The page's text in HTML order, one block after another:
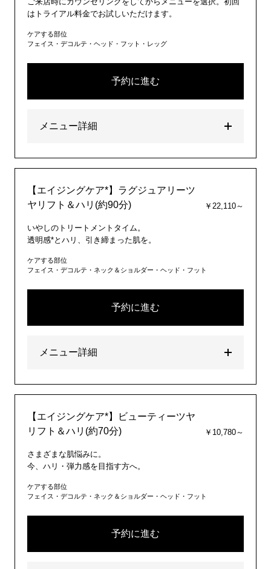
はトライアル料金でお試しいただけます。
ケアする部位
フェイス・デコルテ・ヘッド・フット・レッグ
予約に進む
メニュー詳細
【エイジングケア*】ラグジュアリーツ
ヤリフト＆ハリ(約90分)
￥22,110～
いやしのトリートメントタイム。
透明感*とハリ、引き締まった肌を。
ケアする部位
フェイス・デコルテ・ネック＆ショルダー・ヘッド・フット
予約に進む
メニュー詳細
【エイジングケア*】ビューティーツヤ
リフト＆ハリ(約70分)
￥10,780～
さまざまな肌悩みに。
今、ハリ・弾力感を目指す方へ。
ケアする部位
フェイス・デコルテ・ネック＆ショルダー・ヘッド・フット
予約に進む